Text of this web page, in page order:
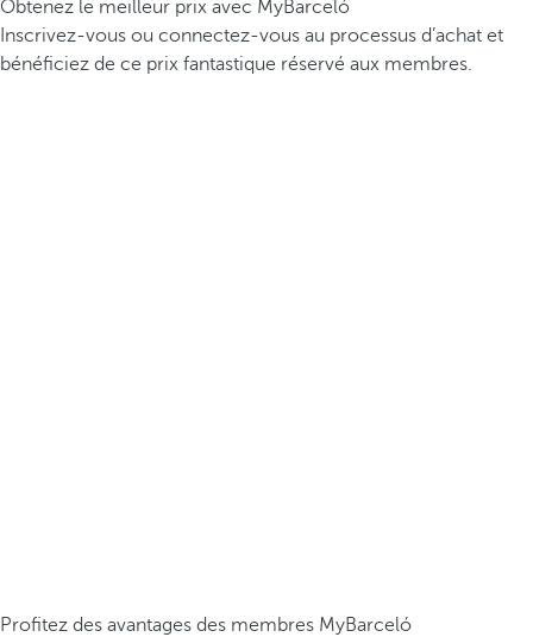
Obtenez le meilleur prix avec MyBarceló
Inscrivez-vous ou connectez-vous au processus d’achat et
bénéficiez de ce prix fantastique réservé aux membres.
Profitez des avantages des membres MyBarceló